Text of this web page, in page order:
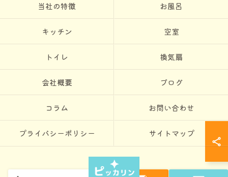
当社の特徴 お風呂
キッチン 空室
トイレ 換気扇
会社概要 ブログ
コラム お問い合わせ
プライバシーポリシー サイトマップ